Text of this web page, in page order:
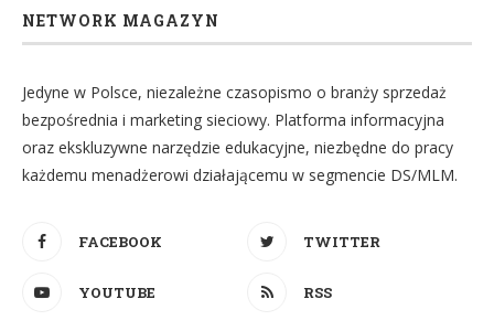
NETWORK MAGAZYN
Jedyne w Polsce, niezależne czasopismo o branży sprzedaż
bezpośrednia i marketing sieciowy. Platforma informacyjna
oraz ekskluzywne narzędzie edukacyjne, niezbędne do pracy
każdemu menadżerowi działającemu w segmencie DS/MLM.
FACEBOOK TWITTER
YOUTUBE RSS